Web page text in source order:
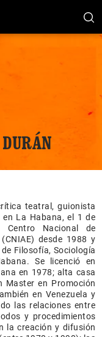
teatral, guionista
La Habana, el 1 de
Nacional de
desde 1988 y
Filosofía, Sociología
Se licenció en
en 1978; alta casa
Master en Promoción
en Venezuela y
las relaciones entre
y procedimientos
la creación y difusión